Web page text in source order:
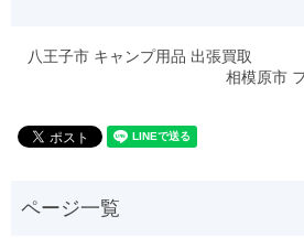
八王子市 キャンプ用品 出張買取
相模原市